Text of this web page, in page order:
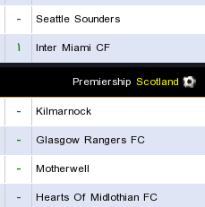
Seattle Sounders
-
Inter Miami CF
۱
Scotland
Premiership
Kilmarnock
-
Glasgow Rangers FC
-
Motherwell
-
Hearts Of Midlothian FC
-